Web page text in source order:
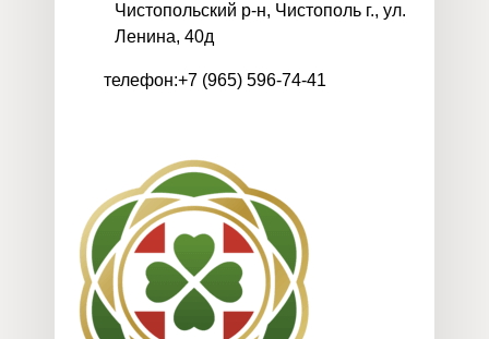
Чистопольский р-н, Чистополь г., ул.
Ленина, 40д
телефон:+7 (965) 596-74-41